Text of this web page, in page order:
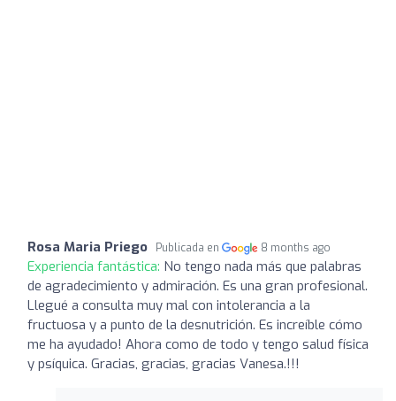
Rosa Maria Priego Publicada en 8 months ago
Experiencia fantástica: No tengo nada más que palabras
de agradecimiento y admiración. Es una gran profesional.
Llegué a consulta muy mal con intolerancia a la
fructuosa y a punto de la desnutrición. Es increíble cómo
me ha ayudado! Ahora como de todo y tengo salud física
y psíquica. Gracias, gracias, gracias Vanesa.!!!